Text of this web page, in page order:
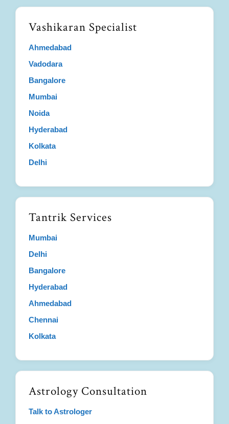
Vashikaran Specialist
Ahmedabad
Vadodara
Bangalore
Mumbai
Noida
Hyderabad
Kolkata
Delhi
Tantrik Services
Mumbai
Delhi
Bangalore
Hyderabad
Ahmedabad
Chennai
Kolkata
Astrology Consultation
Talk to Astrologer